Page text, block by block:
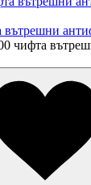
вътрешни
чифта